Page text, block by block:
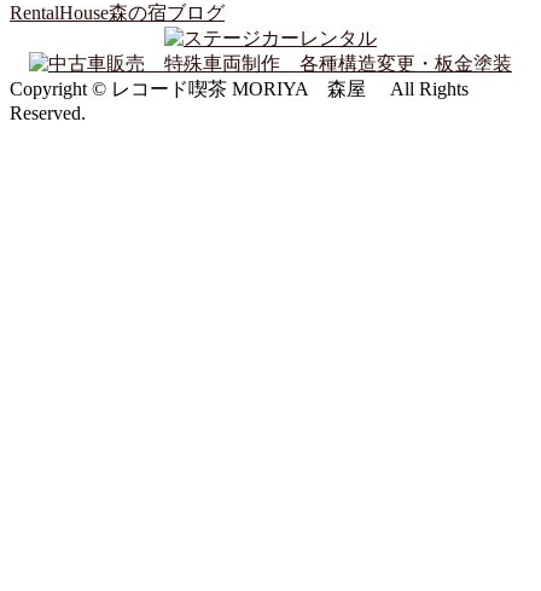
RentalHouse森の宿ブログ
Copyright © レコード喫茶 MORIYA 森屋 All Rights
Reserved.